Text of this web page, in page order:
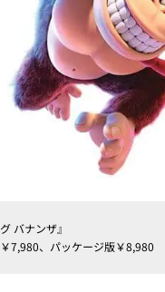
バナンザ』
7,980、パッケージ版￥8,980